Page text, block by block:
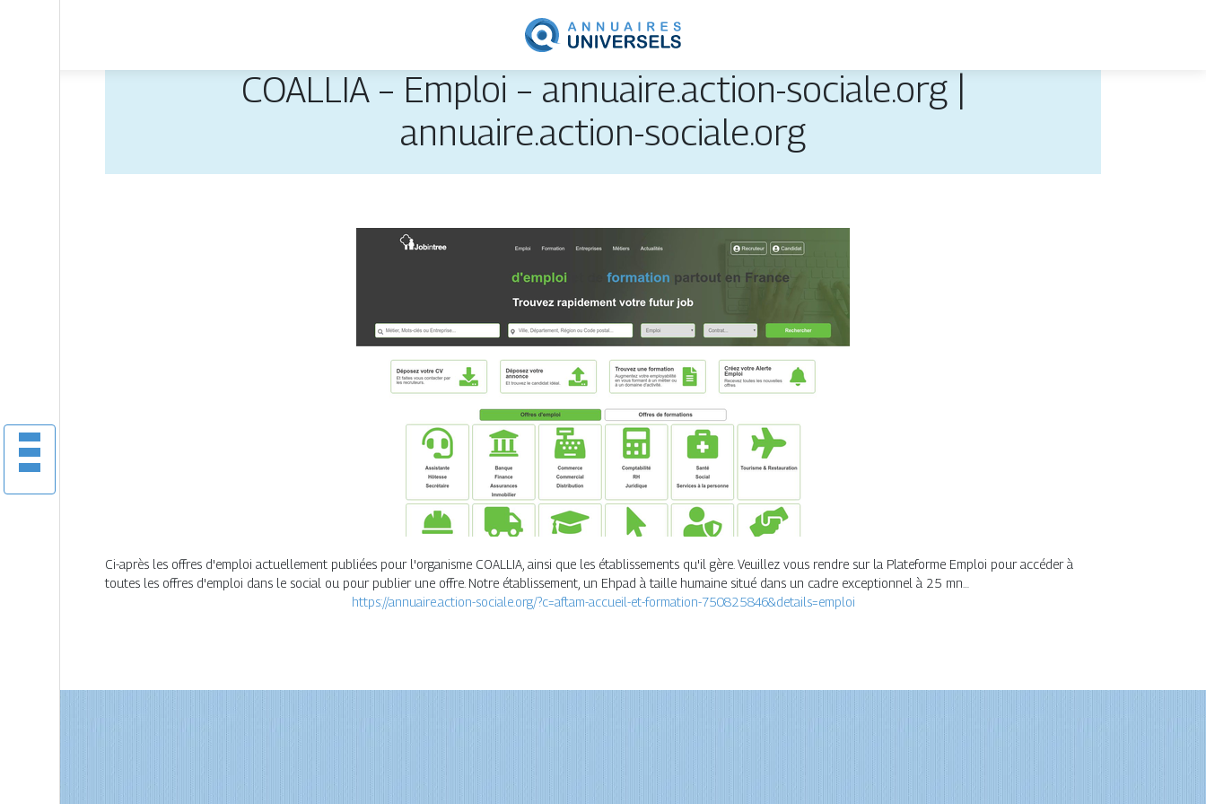
COALLIA – Emploi – annuaire.action-sociale.org |
annuaire.action-sociale.org
Ci-après les offres d'emploi actuellement publiées pour l'organisme COALLIA, ainsi que les établissements qu'il gère. Veuillez vous rendre sur la Plateforme Emploi pour accéder à
toutes les offres d'emploi dans le social ou pour publier une offre. Notre établissement, un Ehpad à taille humaine situé dans un cadre exceptionnel à 25 mn…
https://annuaire.action-sociale.org/?c=aftam-accueil-et-formation-750825846&details=emploi